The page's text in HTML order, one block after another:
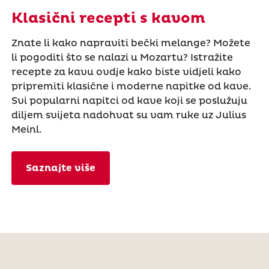
Klasični recepti s kavom
Znate li kako napraviti bečki melange? Možete
li pogoditi što se nalazi u Mozartu? Istražite
recepte za kavu ovdje kako biste vidjeli kako
pripremiti klasične i moderne napitke od kave.
Svi popularni napitci od kave koji se poslužuju
diljem svijeta nadohvat su vam ruke uz Julius
Meinl.
Saznajte više